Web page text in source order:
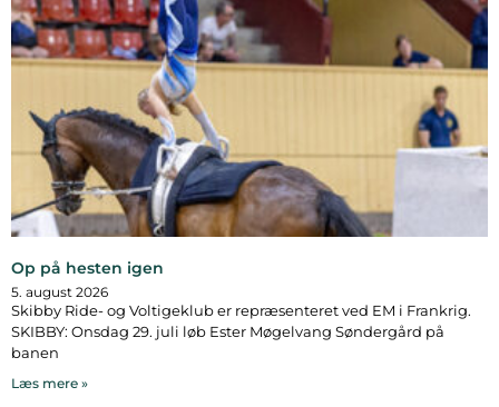
Op på hesten igen
5. august 2026
Skibby Ride- og Voltigeklub er repræsenteret ved EM i Frankrig.
SKIBBY: Onsdag 29. juli løb Ester Møgelvang Søndergård på
banen
Læs mere »